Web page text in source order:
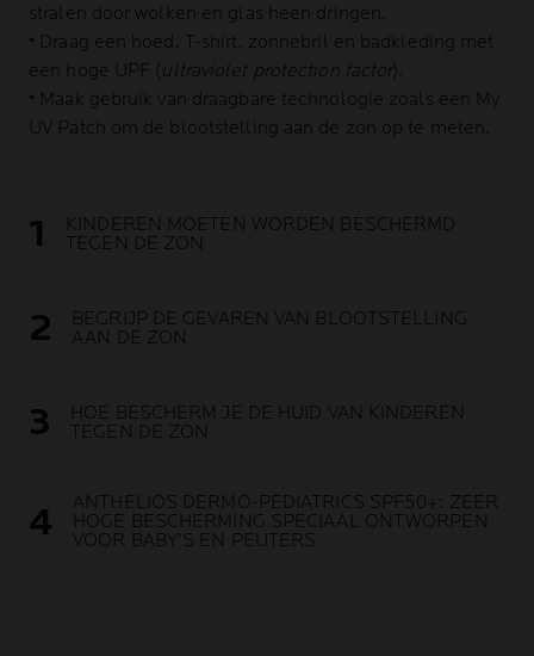
stralen door wolken en glas heen dringen.
• Draag een hoed, T-shirt, zonnebril en badkleding met
een hoge UPF ( ultraviolet protection factor).
• Maak gebruik van draagbare technologie zoals een My
UV Patch om de blootstelling aan de zon op te meten.
KINDEREN MOETEN WORDEN BESCHERMD
TEGEN DE ZON
BEGRIJP DE GEVAREN VAN BLOOTSTELLING
AAN DE ZON
HOE BESCHERM JE DE HUID VAN KINDEREN
TEGEN DE ZON
ANTHELIOS DERMO-PEDIATRICS SPF50+: ZEER
HOGE BESCHERMING SPECIAAL ONTWORPEN
VOOR BABY'S EN PEUTERS